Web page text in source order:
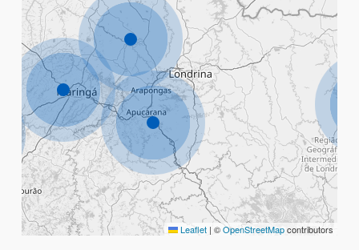
Leaflet | ©OpenStreetMapcontributors